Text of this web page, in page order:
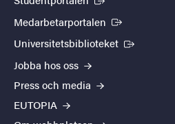
Medarbetarportalen (Extern länk)
Universitetsbiblioteket (Extern länk)
Jobba hos oss
Press och media
EUTOPIA